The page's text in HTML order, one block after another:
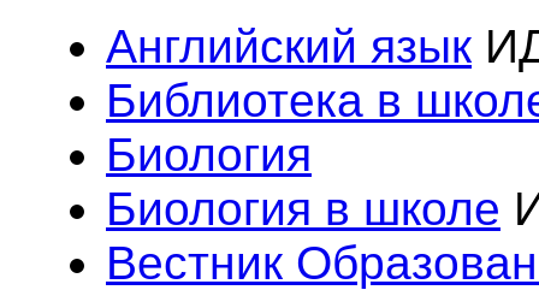
Английский язык
Библиотека в
Биология
Биология в школе
Вестник